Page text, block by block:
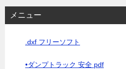
メニュー
.dxf フリーソフト
•ダンプトラック 安全 pdf